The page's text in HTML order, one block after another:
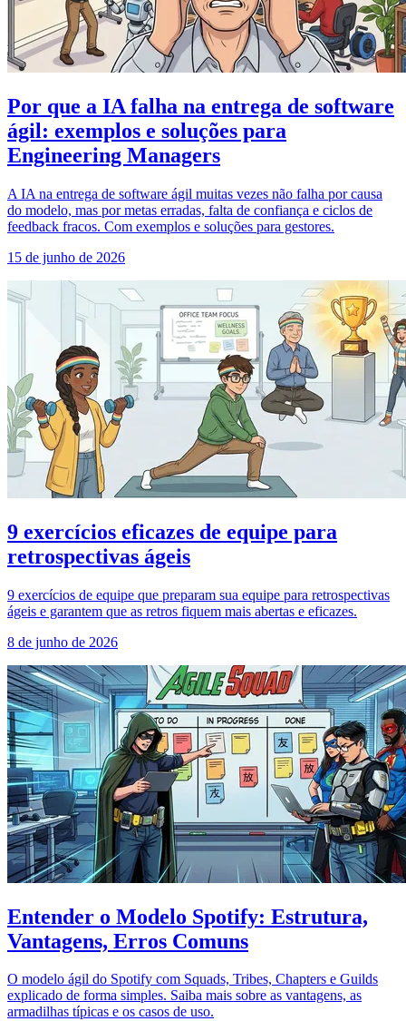
Por que a IA falha na entrega de software
ágil: exemplos e soluções para
Engineering Managers
A IA na entrega de software ágil muitas vezes não falha por causa
do modelo, mas por metas erradas, falta de confiança e ciclos de
feedback fracos. Com exemplos e soluções para gestores.
15 de junho de 2026
9 exercícios eficazes de equipe para
retrospectivas ágeis
9 exercícios de equipe que preparam sua equipe para retrospectivas
ágeis e garantem que as retros fiquem mais abertas e eficazes.
8 de junho de 2026
Entender o Modelo Spotify: Estrutura,
Vantagens, Erros Comuns
O modelo ágil do Spotify com Squads, Tribes, Chapters e Guilds
explicado de forma simples. Saiba mais sobre as vantagens, as
armadilhas típicas e os casos de uso.